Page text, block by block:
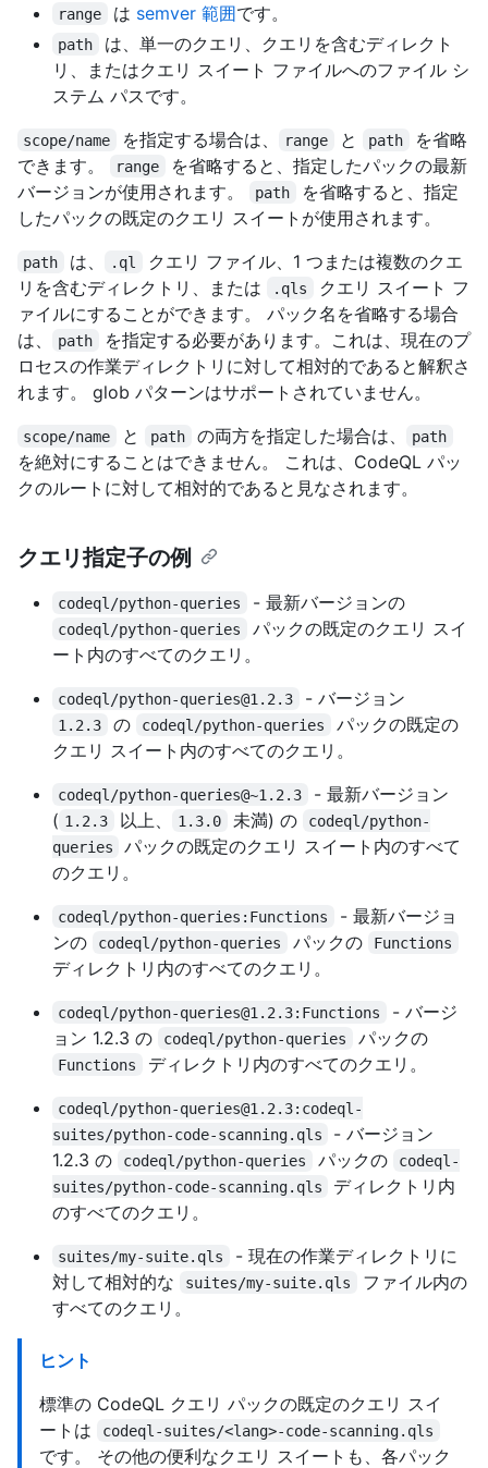
range は semver 範囲です。
path
は、単一のクエリ、クエリを含むディレクト
リ、またはクエリ スイート ファイルへのファイル シ
ステム パスです。
scope/name を指定する場合は、 range と path
を省略
できます。
range
を省略すると、指定したパックの最新
バージョンが使用されます。
path
を省略すると、指定
したパックの既定のクエリ スイートが使用されます。
path は、 .ql
クエリ ファイル、1 つまたは複数のクエ
リを含むディレクトリ、または
.qls
クエリ スイート フ
ァイルにすることができます。 パック名を省略する場合
は、
path
を指定する必要があります。これは、現在のプ
ロセスの作業ディレクトリに対して相対的であると解釈さ
れます。 glob パターンはサポートされていません。
scope/name と path の両方を指定した場合は、 path
を絶対にすることはできません。 これは、CodeQL パッ
クのルートに対して相対的であると見なされます。
クエリ指定子の例
codeql/python-queries - 最新バージョンの
codeql/python-queries
パックの既定のクエリ スイ
ート内のすべてのクエリ。
codeql/python-queries@1.2.3 - バージョン
1.2.3 の codeql/python-queries
パックの既定の
クエリ スイート内のすべてのクエリ。
codeql/python-queries@~1.2.3
- 最新バージョン
( 1.2.3 以上、 1.3.0 未満) の
codeql/python-
queries
パックの既定のクエリ スイート内のすべて
のクエリ。
codeql/python-queries:Functions
- 最新バージョ
ンの
codeql/python-queries パックの Functions
ディレクトリ内のすべてのクエリ。
codeql/python-queries@1.2.3:Functions
- バージ
ョン 1.2.3 の
codeql/python-queries パックの
Functions ディレクトリ内のすべてのクエリ。
codeql/python-queries@1.2.3:codeql-
suites/python-code-scanning.qls
- バージョン
1.2.3 の
codeql/python-queries パックの
codeql-
suites/python-code-scanning.qls
ディレクトリ内
のすべてのクエリ。
suites/my-suite.qls
- 現在の作業ディレクトリに
対して相対的な
suites/my-suite.qls
ファイル内の
すべてのクエリ。
ヒント
標準の CodeQL クエリ パックの既定のクエリ スイ
ートは
codeql-suites/<lang>-code-scanning.qls
です。 その他の便利なクエリ スイートも、各パック